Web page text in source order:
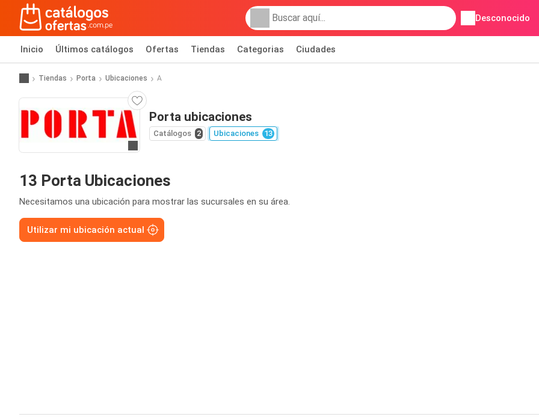
Desconocido
Inicio Últimos catálogos Ofertas Tiendas Categorias Ciudades
Tiendas Porta Ubicaciones A
Porta ubicaciones
Catálogos 2 Ubicaciones 13
13 Porta Ubicaciones
Necesitamos una ubicación para mostrar las sucursales en su área.
Utilizar mi ubicación actual